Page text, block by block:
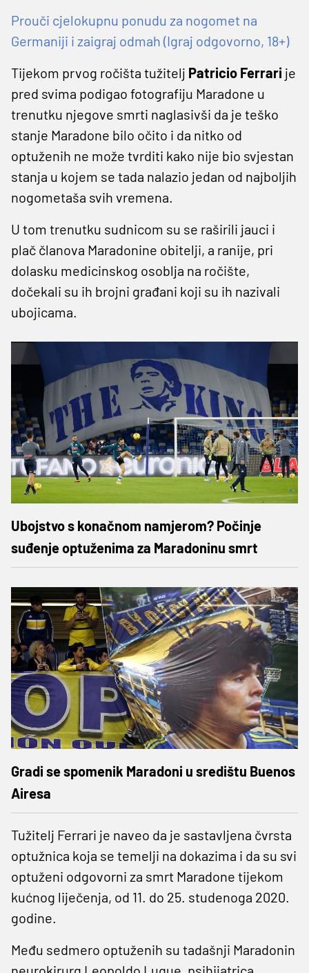
Prouči cjelokupnu ponudu za nogomet na
Germaniji i zaigraj odmah (Igraj odgovorno, 18+)
Tijekom prvog ročišta tužitelj Patricio Ferrari je
pred svima podigao fotografiju Maradone u
trenutku njegove smrti naglasivši da je teško
stanje Maradone bilo očito i da nitko od
optuženih ne može tvrditi kako nije bio svjestan
stanja u kojem se tada nalazio jedan od najboljih
nogometaša svih vremena.
U tom trenutku sudnicom su se raširili jauci i
plač članova Maradonine obitelji, a ranije, pri
dolasku medicinskog osoblja na ročište,
dočekali su ih brojni građani koji su ih nazivali
ubojicama.
Ubojstvo s konačnom namjerom? Počinje
suđenje optuženima za Maradoninu smrt
Gradi se spomenik Maradoni u središtu Buenos
Airesa
Tužitelj Ferrari je naveo da je sastavljena čvrsta
optužnica koja se temelji na dokazima i da su svi
optuženi odgovorni za smrt Maradone tijekom
kućnog liječenja, od 11. do 25. studenoga 2020.
godine.
Među sedmero optuženih su tadašnji Maradonin